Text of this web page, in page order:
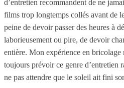
d’entretien recommandent de ne
films trop longtemps collés avant de
peine de devoir passer des heures à
laborieusement ou pire, de devoir
entière. Mon expérience en bricolage
toujours prévoir ce genre d’entretien
ne pas attendre que le soleil ait fini